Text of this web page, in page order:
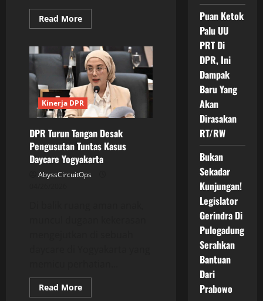
Read MoreRead
more
15
Mei,
Waspada!
Buang
Sampah
Sembarangan
Di
Palembang
Kena
Ratusan
Ribu
Kinerja DPR
DPR Turun Tangan Desak
Pengusutan Tuntas Kasus
Daycare Yogyakarta
AbyssCircuitOps
Read MoreRead
more
Puan Ketok
Palu UU
PRT Di
DPR, Ini
Dampak
Baru Yang
Akan
Dirasakan
RT/RW
Bukan
Sekadar
Kunjungan!
Legislator
Gerindra Di
Pulogadung
Serahkan
Bantuan
Dari
Prabowo